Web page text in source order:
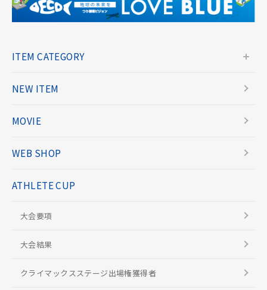
ITEM CATEGORY
NEW ITEM
MOVIE
WEB SHOP
ATHLETE CUP
大会要項
大会結果
クライマックスステージ出場権獲得者